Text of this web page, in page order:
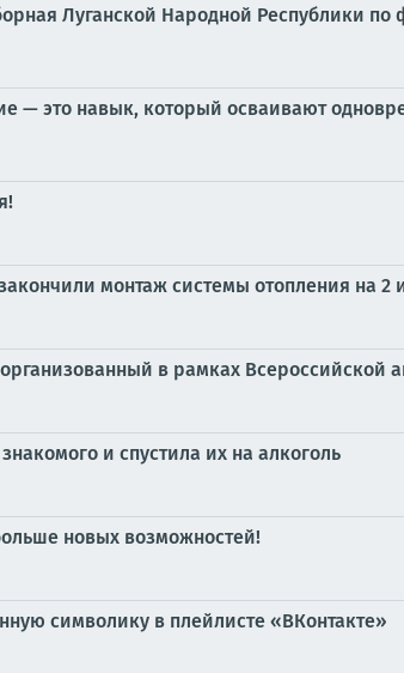
Луганской Народной Республики
— это навык, который осваивают
монтаж системы отопления на 2
в рамках Всероссийской
и спустила их на алкоголь
новых возможностей!
символику в плейлисте «ВКонтакте»